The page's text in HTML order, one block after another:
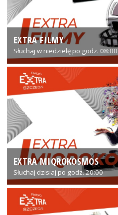
EXTRA FILMY
Słuchaj w niedzielę po godz. 08:00
EXTRA MIQROKOSMOS
Słuchaj dzisiaj po godz. 20:00